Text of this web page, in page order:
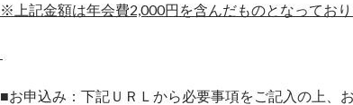
※上記金額は年会費2,000円を含んだものとなってお
■お申込み：下記ＵＲＬから必要事項をご記入の上、